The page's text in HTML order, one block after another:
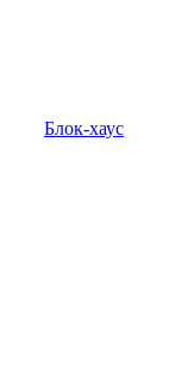
Блок-хаус